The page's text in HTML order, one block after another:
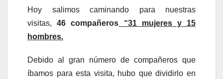
Hoy salimos caminando para nuestras
visitas,46 compañeros “31 mujeres y 15
hombres.
Debido al gran número de compañeros que
íbamos para esta visita, hubo que dividirlo en